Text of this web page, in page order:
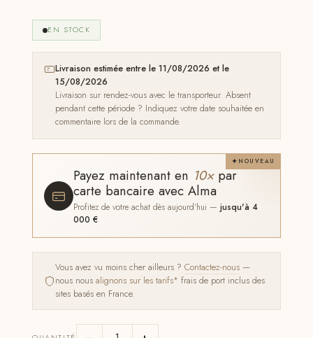
EN STOCK
Livraison estimée entre le 11/08/2026 et le
15/08/2026
Livraison sur rendez-vous avec le transporteur. Absent
pendant cette période ? Indiquez votre date souhaitée en
commentaire lors de la commande.
NOUVEAU
Payez maintenant en 10×par
carte bancaire avec Alma
Profitez de votre achat dès aujourd'hui —jusqu'à 4
000 €
Vous avez vu moins cher ailleurs ?Contactez-nous —
nous nousalignons sur les tarifs* frais de port inclus des
sites basés en France.